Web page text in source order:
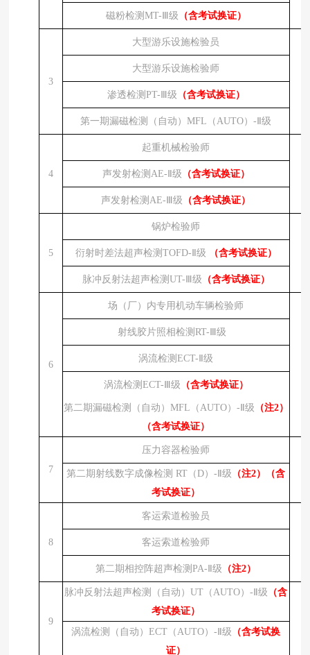
磁粉检测 MT-Ⅲ级 （含考试换证）
3
大型游乐设施检验员
大型游乐设施检验师
渗透检测 PT-Ⅲ级 （含考试换证）
第一期漏磁检测（自动）MFL（AUTO）-Ⅱ级
4
起重机械检验师
声发射检测 AE-Ⅱ级 （含考试换证）
声发射检测AE-Ⅲ级 （含考试换证）
5
锅炉检验师
衍射时差法超声检测 TOFD-Ⅱ级 （含考试换证）
脉冲反射法超声检测 UT-Ⅲ级 （含考试换证）
6
场（厂）内专用机动车辆检验师
射线胶片照相检测 RT-Ⅲ级
涡流检测ECT-Ⅱ级
涡流检测 ECT-Ⅲ级 （含考试换证）
第二期漏磁检测（自动） MFL（AUTO）-Ⅱ级 （注2）
（含考试换证）
7
压力容器检验师
第二期射线数字成像检测 RT（D）-Ⅱ级 （注2）（含
考试换证）
8
客运索道检验员
客运索道检验师
第二期相控阵超声检测PA-Ⅱ级 （注2）
9
脉冲反射法超声检测（自动）UT（AUTO）-Ⅱ级 （含
考试换证）
涡流检测（自动）ECT（AUTO）-Ⅱ级 （含考试换
证）